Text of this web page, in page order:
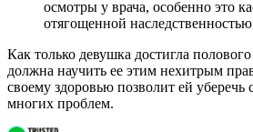
осмотры у врача, особенно это
отягощенной
Как только девушка достигла
должна научить ее этим нехитрым
своему здоровью позволит ей уберечь
многих проблем.